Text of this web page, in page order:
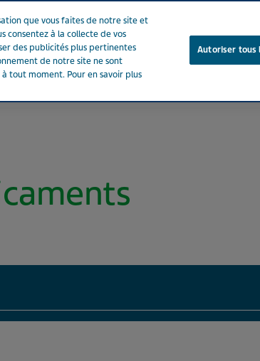
que vous faites de notre site et
consentez à la collecte de vos
des publicités plus pertinentes
de notre site ne sont
tout moment. Pour en savoir plus
Autoriser tous